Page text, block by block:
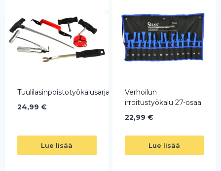
Tuulilasinpoistotyökalusarja
24,99 €
Lue lisää
Verhoilun
irroitustyökalu 27-osaa
22,99 €
Lue lisää